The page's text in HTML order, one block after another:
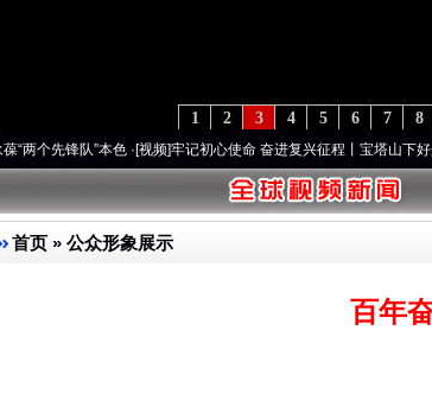
8
7
6
5
4
3
2
1
·[视频]牢记初心使命 奋进复兴征程丨宝塔山下好光景.. ·[视频]因党
首页 » 公众形象展示
百年